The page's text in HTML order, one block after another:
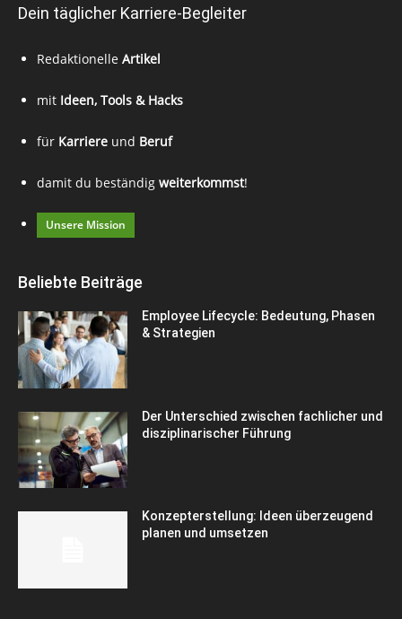
Dein täglicher Karriere-Begleiter
Redaktionelle Artikel
mit Ideen, Tools & Hacks
für Karriere und Beruf
damit du beständig weiterkommst!
Unsere Mission
Beliebte Beiträge
Employee Lifecycle: Bedeutung, Phasen
& Strategien
Der Unterschied zwischen fachlicher und
disziplinarischer Führung
Konzepterstellung: Ideen überzeugend
planen und umsetzen